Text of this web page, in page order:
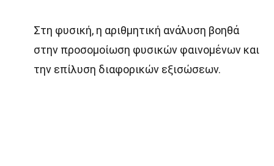
Στη φυσική, η αριθμητική ανάλυση βοηθά
στην προσομοίωση φυσικών φαινομένων και
την επίλυση διαφορικών εξισώσεων.